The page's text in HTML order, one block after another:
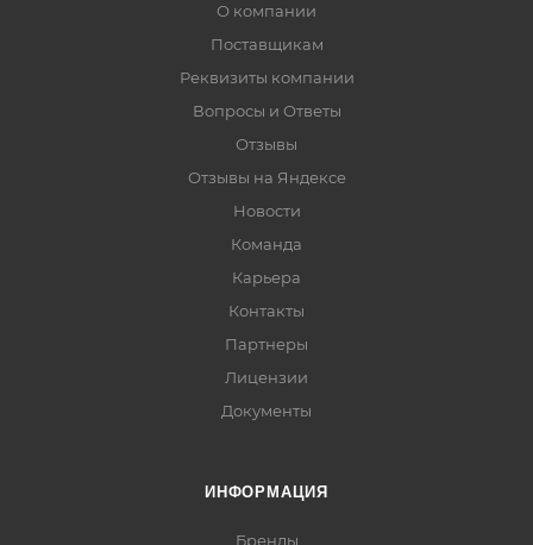
О компании
Поставщикам
Реквизиты компании
Вопросы и Ответы
Отзывы
Отзывы на Яндексе
Новости
Команда
Карьера
Контакты
Партнеры
Лицензии
Документы
ИНФОРМАЦИЯ
Бренды